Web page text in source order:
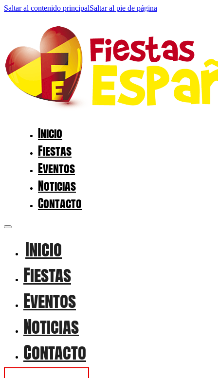
Saltar al contenido principalSaltar al pie de página
Inicio
Fiestas
Eventos
Noticias
Contacto
Inicio
Fiestas
Eventos
Noticias
Contacto